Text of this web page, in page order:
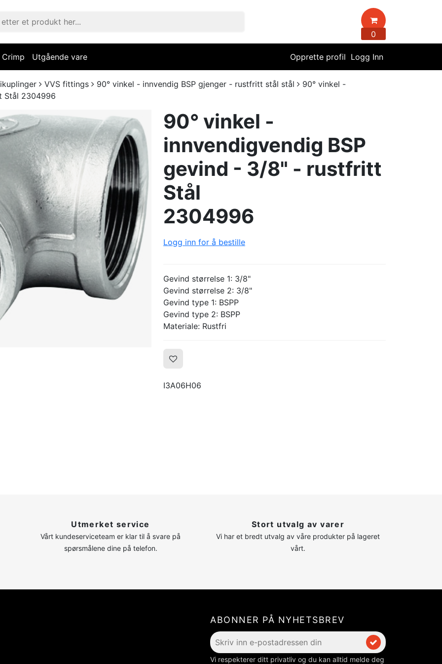
0
Crimp Utgående vare Logg Inn
Opprette profil
VVS fittings 90° vinkel - innvendig BSP gjenger - rustfritt stål stål
90° vinkel -
Stål 2304996
90° vinkel -
innvendigvendig BSP
gevind - 3/8" - rustfritt
Stål
2304996
Logg inn for å bestille
Gevind størrelse 1: 3/8"
Gevind størrelse 2: 3/8"
Gevind type 1: BSPP
Gevind type 2: BSPP
Materiale: Rustfri
I3A06H06
Utmerket service
Vårt kundeserviceteam er klar til å svare på
spørsmålene dine på telefon.
Stort utvalg av varer
Vi har et bredt utvalg av våre produkter på lageret
vårt.
ABONNER PÅ NYHETSBREV
Vi respekterer ditt privatliv og du kan alltid melde deg